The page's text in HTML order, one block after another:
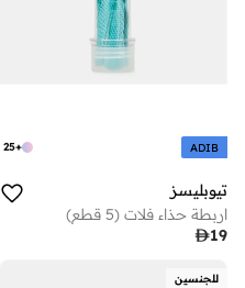
+
25 ADIB
تيوبليسز
اربطة حذاء فلات (5 قطع)
19
للجنسين